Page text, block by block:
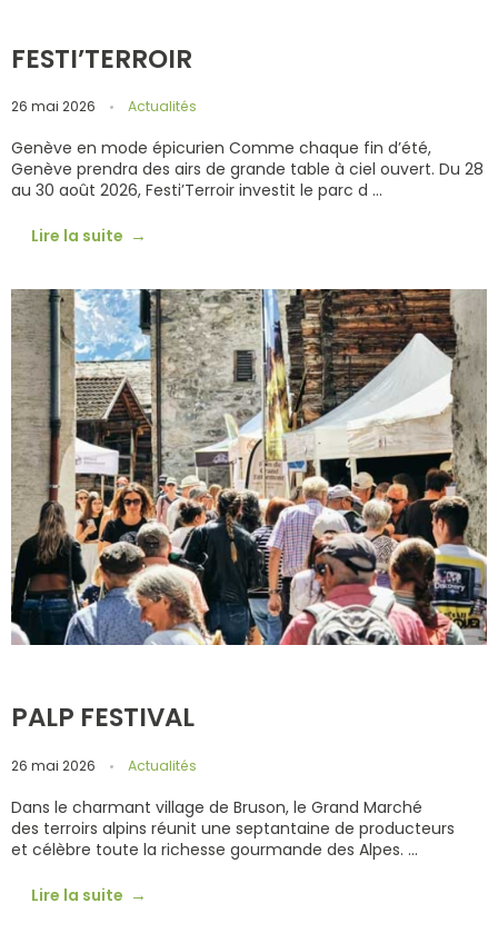
FESTI’TERROIR
26 mai 2026 Actualités
Genève en mode épicurien Comme chaque fin d’été,
Genève prendra des airs de grande table à ciel ouvert. Du 28
au 30 août 2026, Festi’Terroir investit le parc d ...
Lire la suite
PALP FESTIVAL
26 mai 2026 Actualités
Dans le charmant village de Bruson, le Grand Marché
des terroirs alpins réunit une septantaine de producteurs
et célèbre toute la richesse gourmande des Alpes. ...
Lire la suite